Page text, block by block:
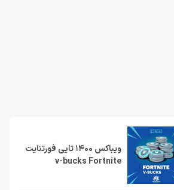
ویباکس 1400 تایی فورتنایت
v-bucks Fortnite